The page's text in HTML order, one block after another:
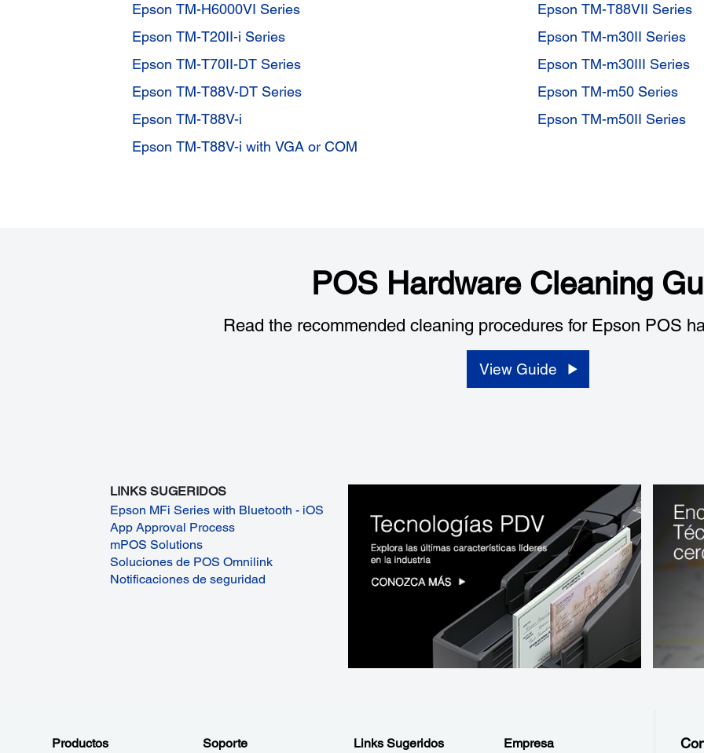
Epson TM-H6000VI Series
Epson TM-T20II-i Series
Epson TM-T70II-DT Series
Epson TM-T88V-DT Series
Epson TM-T88V-i
Epson TM-T88V-i with VGA or COM
Epson TM-T88VII Series
Epson TM-m30II Series
Epson TM-m30III Series
Epson TM-m50 Series
Epson TM-m50II Series
POS Hardware Cleaning
Read the recommended cleaning procedures for Epson POS
View Guide
LINKS SUGERIDOS
Epson MFi Series with Bluetooth - iOS
App Approval Process
mPOS Solutions
Soluciones de POS Omnilink
Notificaciones de seguridad
Productos Soporte Links Sugeridos Empresa